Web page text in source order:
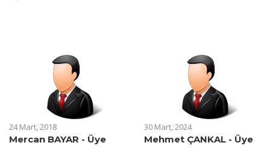
24 Mart, 2018
Mercan BAYAR - Üye
30 Mart, 2024
Mehmet ÇANKAL - Üye